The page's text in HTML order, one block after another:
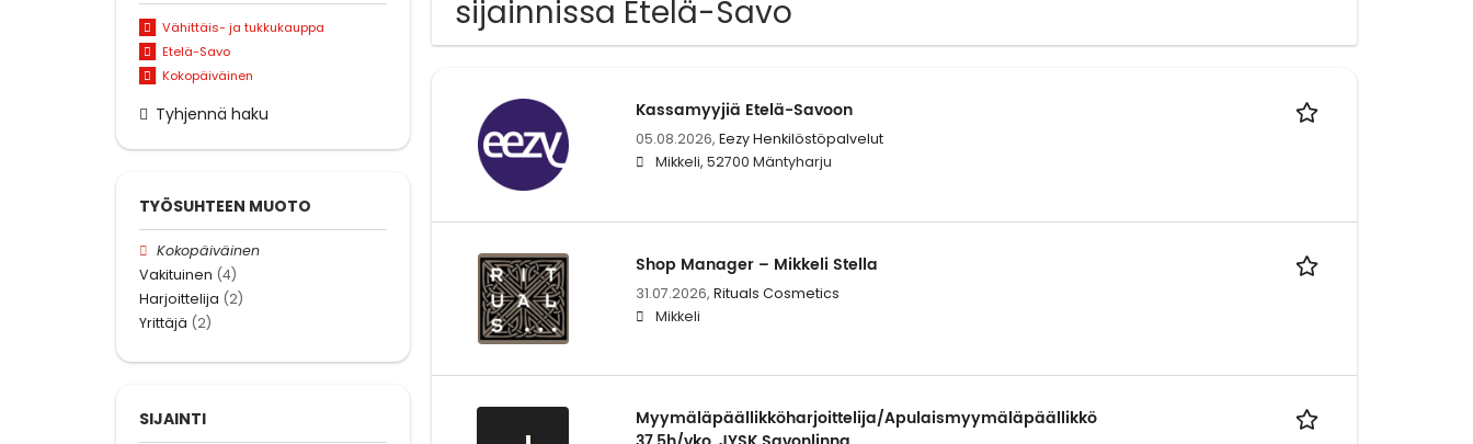
sijainnissa Etelä-Savo
Kassamyyjiä Etelä-Savoon
05.08.2026, Eezy Henkilöstöpalvelut
Mikkeli, 52700 Mäntyharju
Shop Manager – Mikkeli Stella
31.07.2026, Rituals Cosmetics
Mikkeli
Myymäläpäällikköharjoittelija/Apulaismyymäläpäällikkö
Vähittäis- ja tukkukauppa
Etelä-Savo
Kokopäiväinen
Tyhjennä haku
TYÖSUHTEEN MUOTO
Kokopäiväinen
Vakituinen (4)
Harjoittelija (2)
Yrittäjä (2)
SIJAINTI